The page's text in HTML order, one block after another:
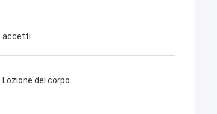
accetti
Lozione del corpo